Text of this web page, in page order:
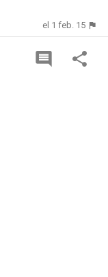
el 1 feb. 15